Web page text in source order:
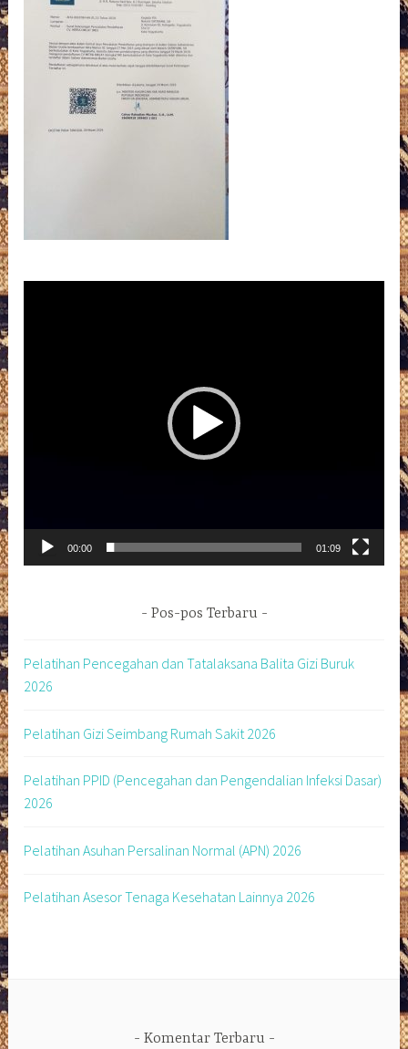
00:00 01:09
Pos-pos Terbaru
Pelatihan Pencegahan dan Tatalaksana Balita Gizi Buruk
2026
Pelatihan Gizi Seimbang Rumah Sakit 2026
Pelatihan PPID (Pencegahan dan Pengendalian Infeksi Dasar)
2026
Pelatihan Asuhan Persalinan Normal (APN) 2026
Pelatihan Asesor Tenaga Kesehatan Lainnya 2026
Komentar Terbaru